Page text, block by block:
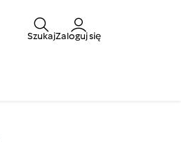
SzukajZaloguj się